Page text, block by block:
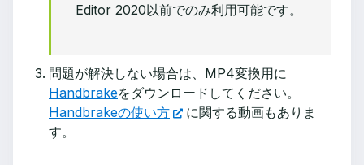
Editor 2020以前でのみ利用可能です。
問題が解決しない場合は、MP4変換用に
Handbrakeをダウンロードしてください。
Handbrakeの使い方
に関する動画もありま
す。